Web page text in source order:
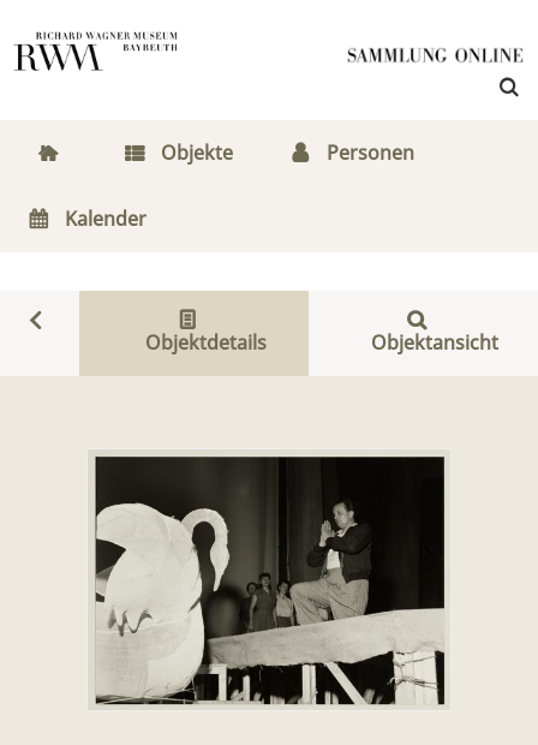
Objekte Personen
Kalender
Objektdetails Objektansicht